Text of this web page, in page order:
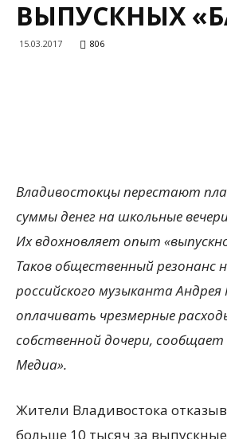
ВЫПУСКНЫХ
15.03.2017 806
Владивостокцы перестают
суммы денег на школьные
Их вдохновляет опыт
Таков общественный резонанс
российского музыканта
оплачивать чрезмерные
собственной дочери,
Медиа».
Жители Владивостока
больше 10 тысяч за